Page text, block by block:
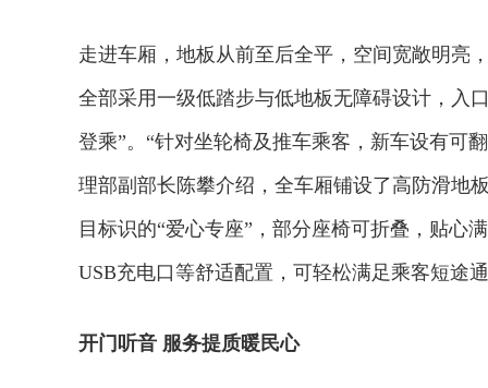
走进车厢，地板从前至后全平，空间宽敞明亮
全部采用一级低踏步与低地板无障碍设计，入
登乘”。“针对坐轮椅及推车乘客，新车设有可
理部副部长陈攀介绍，全车厢铺设了高防滑地
目标识的“爱心专座”，部分座椅可折叠，贴心
USB充电口等舒适配置，可轻松满足乘客短途
开门听音 服务提质暖民心